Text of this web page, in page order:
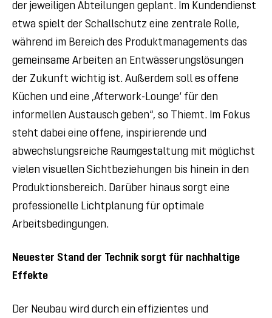
der jeweiligen Abteilungen geplant. Im Kundendienst
etwa spielt der Schallschutz eine zentrale Rolle,
während im Bereich des Produktmanagements das
gemeinsame Arbeiten an Entwässerungslösungen
der Zukunft wichtig ist. Außerdem soll es offene
Küchen und eine ‚Afterwork-Lounge‘ für den
informellen Austausch geben“, so Thiemt. Im Fokus
steht dabei eine offene, inspirierende und
abwechslungsreiche Raumgestaltung mit möglichst
vielen visuellen Sichtbeziehungen bis hinein in den
Produktionsbereich. Darüber hinaus sorgt eine
professionelle Lichtplanung für optimale
Arbeitsbedingungen.
Neuester Stand der Technik sorgt für nachhaltige
Effekte
Der Neubau wird durch ein effizientes und